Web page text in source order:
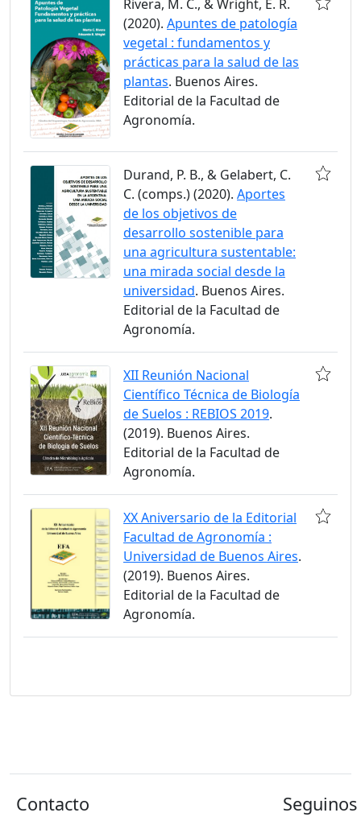
Rivera, M. C., & Wright, E. R.
(2020). Apuntes de patología
vegetal : fundamentos y
prácticas para la salud de las
plantas. Buenos Aires.
Editorial de la Facultad de
Agronomía.
Durand, P. B., & Gelabert, C.
C. (comps.) (2020). Aportes
de los objetivos de
desarrollo sostenible para
una agricultura sustentable:
una mirada social desde la
universidad. Buenos Aires.
Editorial de la Facultad de
Agronomía.
XII Reunión Nacional
Científico Técnica de Biología
de Suelos : REBIOS 2019.
(2019). Buenos Aires.
Editorial de la Facultad de
Agronomía.
XX Aniversario de la Editorial
Facultad de Agronomía :
Universidad de Buenos Aires.
(2019). Buenos Aires.
Editorial de la Facultad de
Agronomía.
Contacto